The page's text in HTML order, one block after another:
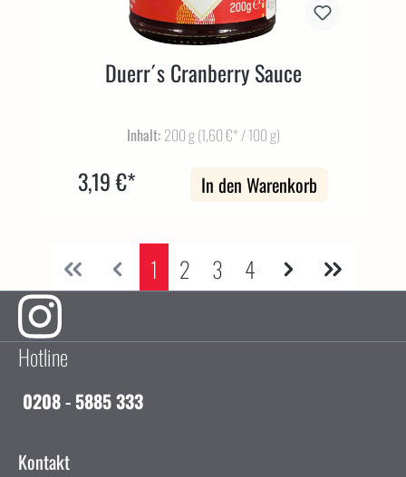
Duerr´s Cranberry Sauce
Inhalt: 200 g(1,60 €* / 100 g)
3,19 €* In den Warenkorb
1 2 3 4
Hotline
0208 - 5885 333
Kontakt